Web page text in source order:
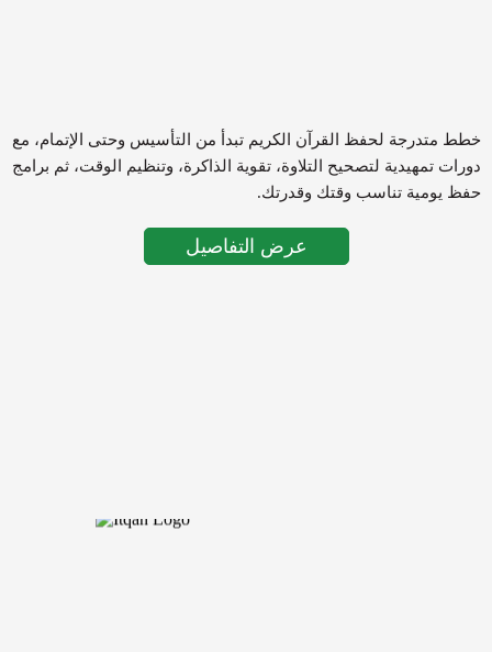
خطط متدرجة لحفظ القرآن الكريم تبدأ من التأسيس وحتى الإتمام، مع
دورات تمهيدية لتصحيح التلاوة، تقوية الذاكرة، وتنظيم الوقت، ثم برامج
حفظ يومية تناسب وقتك وقدرتك.
عرض التفاصيل